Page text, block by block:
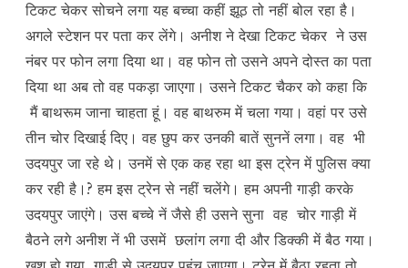
टिकट चेकर सोचने लगा यह बच्चा कहीं झूठ तो नहीं बोल रहा है।
अगले स्टेशन पर पता कर लेंगे। अनीश ने देखा टिकट चेकर ने उस
नंबर पर फोन लगा दिया था। वह फोन तो उसने अपने दोस्त का पता
दिया था अब तो वह पकड़ा जाएगा। उसने टिकट चैकर को कहा कि
मैं बाथरूम जाना चाहता हूं। वह बाथरुम में चला गया। वहां पर उसे
तीन चोर दिखाई दिए। वह छुप कर उनकी बातें सुननें लगा। वह भी
उदयपुर जा रहे थे। उनमें से एक कह रहा था इस ट्रेन में पुलिस क्या
कर रही है।? हम इस ट्रेन से नहीं चलेंगे। हम अपनी गाड़ी करके
उदयपुर जाएंगे। उस बच्चे नें जैसे ही उसने सुना वह चोर गाड़ी में
बैठने लगे अनीश नें भी उसमें छलांग लगा दी और डिक्की में बैठ गया।